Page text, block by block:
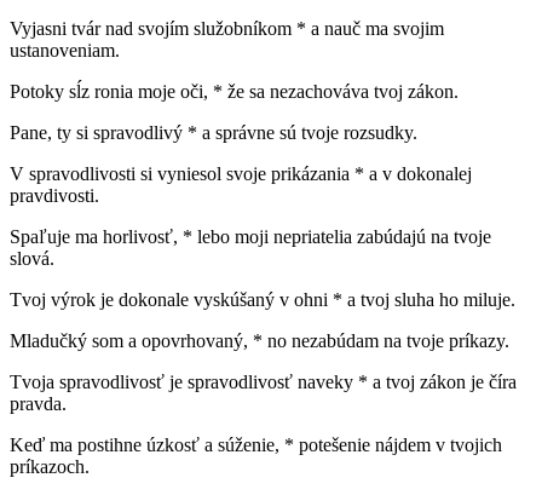
Vyjasni tvár nad svojím služobníkom * a nauč ma svojim
ustanoveniam.
Potoky sĺz ronia moje oči, * že sa nezachováva tvoj zákon.
Pane, ty si spravodlivý * a správne sú tvoje rozsudky.
V spravodlivosti si vyniesol svoje prikázania * a v dokonalej
pravdivosti.
Spaľuje ma horlivosť, * lebo moji nepriatelia zabúdajú na tvoje
slová.
Tvoj výrok je dokonale vyskúšaný v ohni * a tvoj sluha ho miluje.
Mladučký som a opovrhovaný, * no nezabúdam na tvoje príkazy.
Tvoja spravodlivosť je spravodlivosť naveky * a tvoj zákon je číra
pravda.
Keď ma postihne úzkosť a súženie, * potešenie nájdem v tvojich
príkazoch.